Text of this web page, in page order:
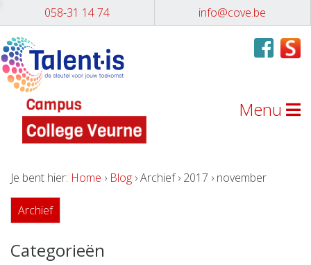
058-31 14 74 info@cove.be
Menu
Je bent hier: Home › Blog › Archief › 2017 › november
Archief
Categorieën